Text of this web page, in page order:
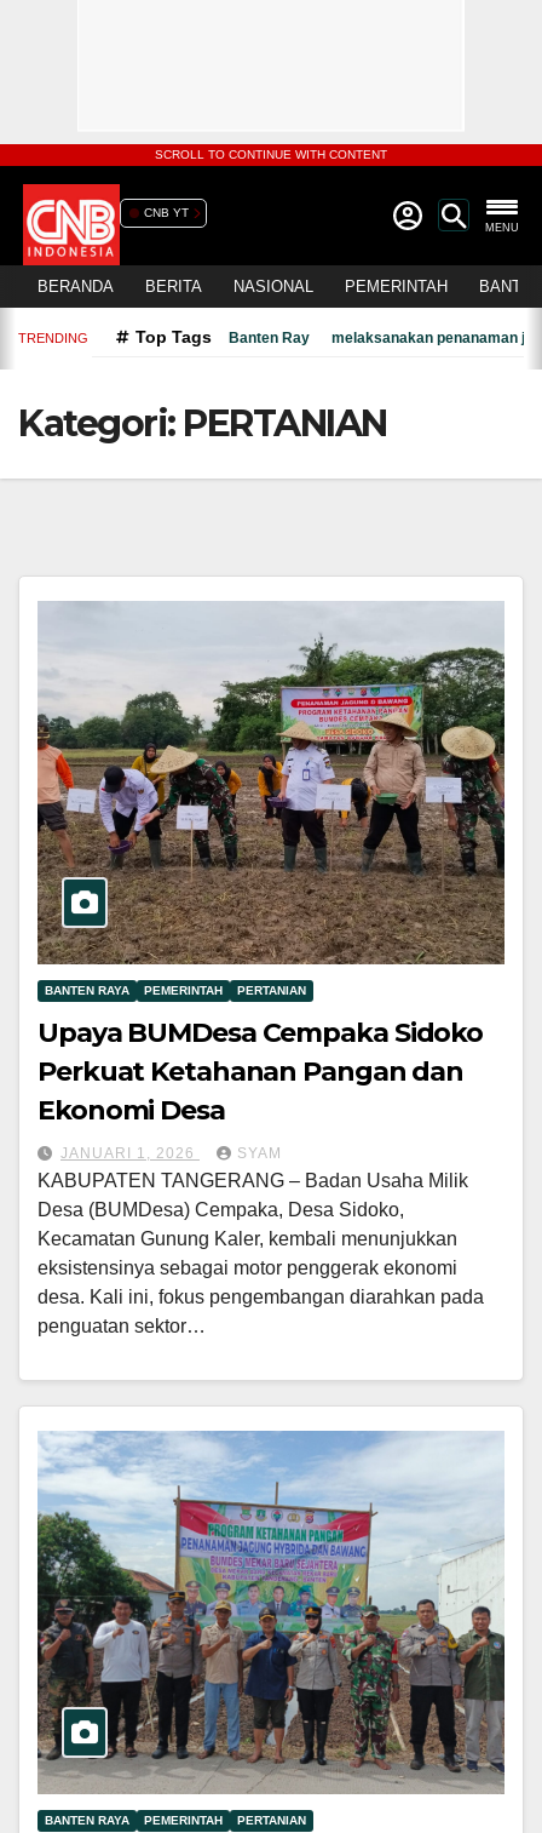
SCROLL TO CONTINUE WITH CONTENT
CNB YT
MENU
BERANDA BERITA NASIONAL PEMERINTAH
TRENDING Top Tags Banten Ray melaksanakan penanaman
Kategori: PERTANIAN
BANTEN RAYA PEMERINTAH PERTANIAN
Upaya BUMDesa Cempaka Sidoko
Perkuat Ketahanan Pangan dan
Ekonomi Desa
JANUARI 1, 2026 SYAM
KABUPATEN TANGERANG – Badan Usaha Milik
Desa (BUMDesa) Cempaka, Desa Sidoko,
Kecamatan Gunung Kaler, kembali menunjukkan
eksistensinya sebagai motor penggerak ekonomi
desa. Kali ini, fokus pengembangan diarahkan pada
penguatan sektor…
BANTEN RAYA PEMERINTAH PERTANIAN